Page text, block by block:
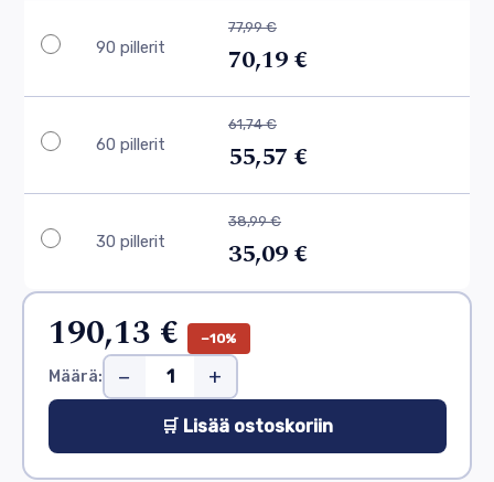
90 pillerit
77,99 €
70,19 €
60 pillerit
61,74 €
55,57 €
30 pillerit
38,99 €
35,09 €
190,13 € −10%
Määrä: − +
🛒 Lisää ostoskoriin